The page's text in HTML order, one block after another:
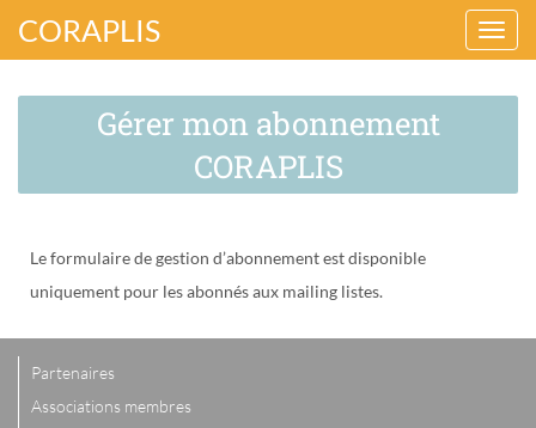
CORAPLIS
Gérer mon abonnement
CORAPLIS
Le formulaire de gestion d’abonnement est disponible
uniquement pour les abonnés aux mailing listes.
Partenaires
Associations membres